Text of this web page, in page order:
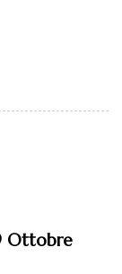
Ottobre